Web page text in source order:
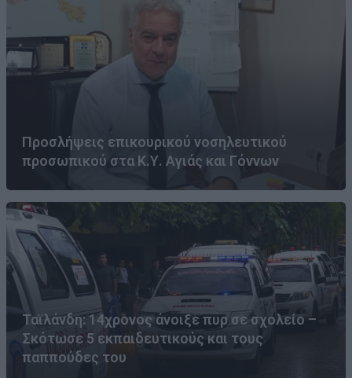
Προσλήψεις επικουρικού νοσηλευτικού
προσωπικού στα Κ.Υ. Αγιάς και Γόννων
Ταϊλάνδη: 14χρονος άνοιξε πυρ σε σχολείο –
Σκότωσε 5 εκπαιδευτικούς και τους
παππούδες του